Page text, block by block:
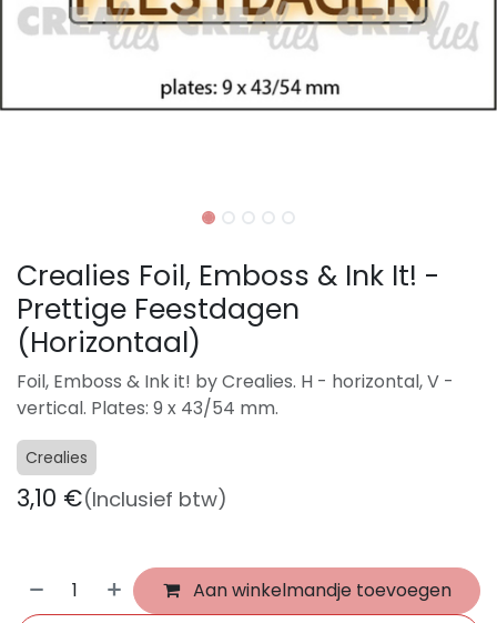
Crealies Foil, Emboss & Ink It! -
Prettige Feestdagen
(Horizontaal)
Foil, Emboss & Ink it! by Crealies. H - horizontal, V -
vertical. Plates: 9 x 43/54 mm.
Crealies
3,10 €(Inclusief btw)
Aan winkelmandje toevoegen